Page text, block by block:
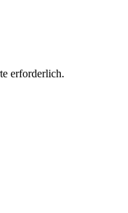
erforderlich.